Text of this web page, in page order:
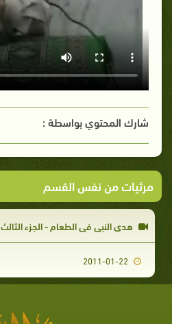
شارك المحتوي بواسطة :
مرئيات من نفس القسم
هدي النبي في الطعام - الجزء الثالث